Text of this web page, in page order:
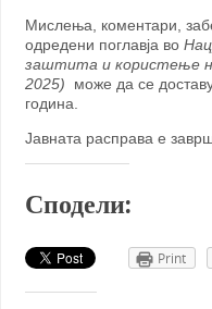
Mислења, коментари,
одредени поглавја во
заштита и користење
2025) може да се
година.
Јавната расправа е
Сподели:
Print